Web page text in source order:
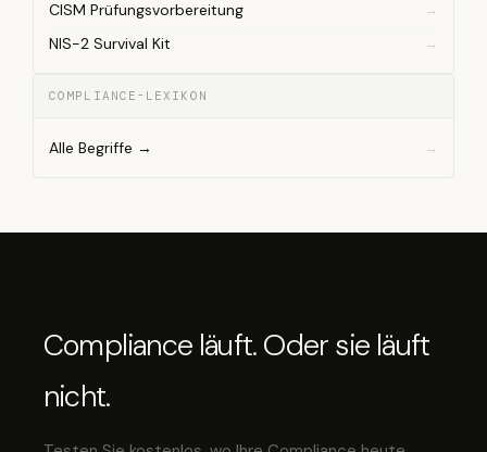
CISM Prüfungsvorbereitung
NIS-2 Survival Kit
COMPLIANCE-LEXIKON
Alle Begriffe →
Compliance läuft. Oder sie läuft
nicht.